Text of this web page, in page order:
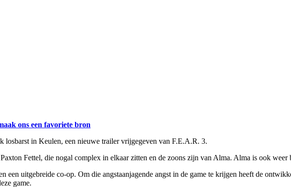
ons een favoriete bron
losbarst in Keulen, een nieuwe trailer vrijgegeven van F.E.A.R. 3.
Fettel, die nogal complex in elkaar zitten en de zoons zijn van Alma. Alma is ook weer
een uitgebreide co-op. Om die angstaanjagende angst in de game te krijgen heeft de
game.